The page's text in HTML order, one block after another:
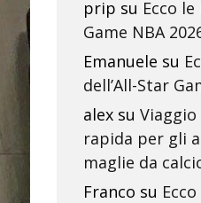
prip su Ecco
Game NBA
Emanuele su
dell’All-Star
alex su Viaggio
rapida per gli
maglie da
Franco su